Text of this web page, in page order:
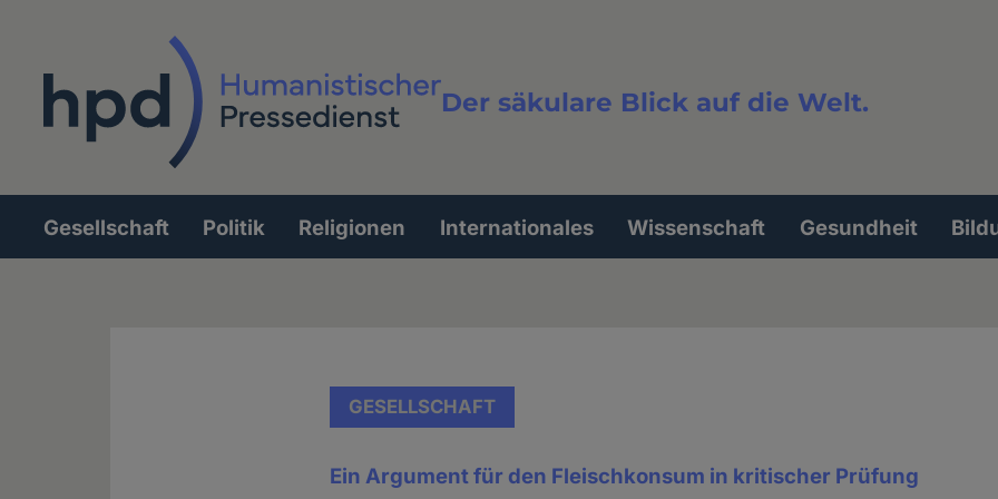
Der säkulare Blick auf die Welt.
Volltextsuche
Hauptnavigation
Gesellschaft Politik Religionen Internationales Wissenschaft Gesundheit
GESELLSCHAFT
Ein Argument für den Fleischkonsum in kritischer Prüfung